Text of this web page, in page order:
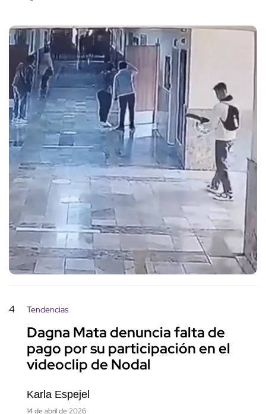
4 Tendencias
Dagna Mata denuncia falta de
pago por su participación en el
videoclip de Nodal
Karla Espejel
14 de abril de 2026